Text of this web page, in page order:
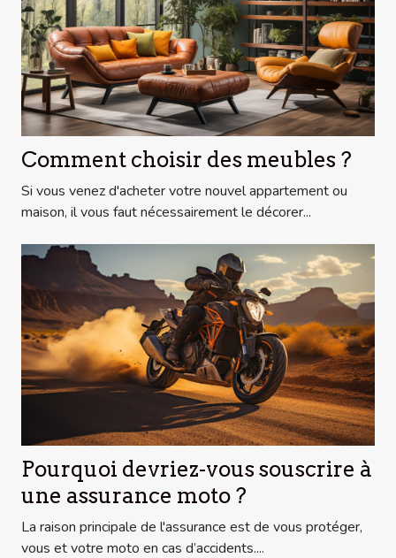
Comment choisir des meubles ?
Si vous venez d'acheter votre nouvel appartement ou
maison, il vous faut nécessairement le décorer...
Pourquoi devriez-vous souscrire à
une assurance moto ?
La raison principale de l'assurance est de vous protéger,
vous et votre moto en cas d’accidents....